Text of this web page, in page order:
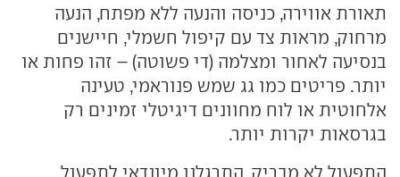
תאורת אווירה, כניסה והנעה ללא מפתח, הנעה
מרחוק, מראות צד עם קיפול חשמלי, חיישנים
בנסיעה לאחור ומצלמה (די פשוטה) – זהו פחות או
יותר. פריטים כמו גג שמש פנוראמי, טעינה
אלחוטית או לוח מחוונים דיגיטלי זמינים רק
בגרסאות יקרות יותר.
התפעול לא מבריק. התרגלנו מיונדאי לתפעול